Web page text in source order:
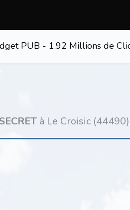
PUB - 1.92 Millions de
à Le Croisic